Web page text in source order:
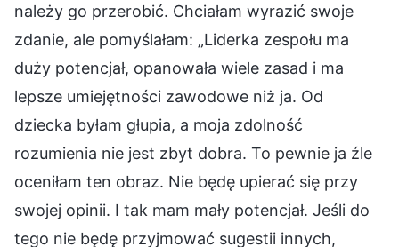
należy go przerobić. Chciałam wyrazić swoje
zdanie, ale pomyślałam: „Liderka zespołu ma
duży potencjał, opanowała wiele zasad i ma
lepsze umiejętności zawodowe niż ja. Od
dziecka byłam głupia, a moja zdolność
rozumienia nie jest zbyt dobra. To pewnie ja źle
oceniłam ten obraz. Nie będę upierać się przy
swojej opinii. I tak mam mały potencjał. Jeśli do
tego nie będę przyjmować sugestii innych,